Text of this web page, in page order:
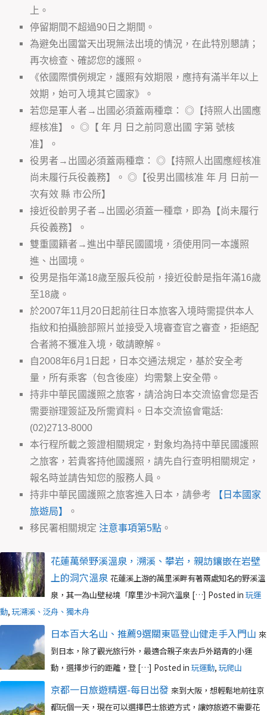
上。
停留期間不超過90日之期間。
為避免出國當天出現無法出境的情況，在此特別懇請；
再次檢查、確認您的護照。
《依國際慣例規定，護照有效期限，應持有滿半年以上
效期，始可入境其它國家》。
若您是軍人者→出國必須蓋兩種章： ◎【持照人出國應
經核准】。 ◎【 年 月 日之前同意出國 字第 號核
准】。
役男者→出國必須蓋兩種章： ◎【持照人出國應經核准
尚未履行兵役義務】。 ◎【役男出國核准 年 月 日前一
次有效 縣 市公所】
接近役齡男子者→出國必須蓋一種章，即為【尚未履行
兵役義務】。
雙重國籍者→進出中華民國國境，須使用同一本護照
進、出國境。
役男是指年滿18歲至服兵役前，接近役齡是指年滿16歲
至18歲。
於2007年11月20日起前往日本旅客入境時需提供本人
指紋和拍攝臉部照片並接受入境審查官之審查，拒絕配
合者將不獲准入境，敬請瞭解。
自2008年6月1日起，日本交通法規定，基於安全考
量，所有乘客（包含後座）均需繫上安全帶。
持非中華民國護照之旅客，請洽詢日本交流協會您是否
需要辦理簽証及所需資料。日本交流協會電話:
(02)2713-8000
本行程所載之簽證相關規定，對象均為持中華民國護照
之旅客，若貴客持他國護照，請先自行查明相關規定，
報名時並請告知您的服務人員。
持非中華民國護照之旅客進入日本，請參考 【日本國家
旅遊局】
。
移民署相關規定 注意事項第5點 。
花蓮萬榮野溪溫泉，溯溪、攀岩，親訪鑲嵌在岩壁
上的洞穴溫泉 花蓮溪上游的萬里溪畔有著兩處知名的野溪溫
泉，其一為山壁秘境「摩里沙卡洞穴溫泉 […] Posted in 玩運
動, 玩溯溪、泛舟、獨木舟
日本百大名山、推薦9選關東區登山健走手入門山 來
到日本，除了觀光旅行外，最適合親子來去戶外踏青的小運
動，選擇步行的距離，登 […] Posted in 玩運動, 玩爬山
京都一日旅遊精選-每日出發 來到大阪，想輕鬆地前往京
都玩個一天，現在可以選擇巴士旅遊方式，讓妳旅遊不需要花